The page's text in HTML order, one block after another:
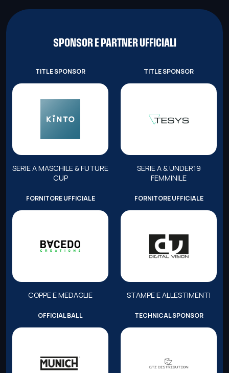
SPONSOR E PARTNER UFFICIALI
TITLE SPONSOR
SERIE A MASCHILE & FUTURE
CUP
TITLE SPONSOR
SERIE A & UNDER19
FEMMINILE
FORNITORE UFFICIALE
COPPE E MEDAGLIE
FORNITORE UFFICIALE
STAMPE E ALLESTIMENTI
OFFICIAL BALL TECHNICAL SPONSOR